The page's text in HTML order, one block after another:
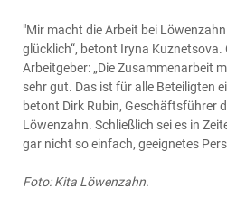
"Mir macht die Arbeit bei
glücklich“, betont Iryna
Arbeitgeber: „Die Zusammenarbeit
sehr gut. Das ist für alle Beteiligten
betont Dirk Rubin, Geschäftsführer
Löwenzahn. Schließlich sei es in
gar nicht so einfach, geeignetes
Foto: Kita Löwenzahn.